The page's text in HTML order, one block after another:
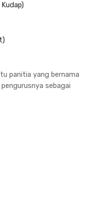
panitia yang bernama
sebagai